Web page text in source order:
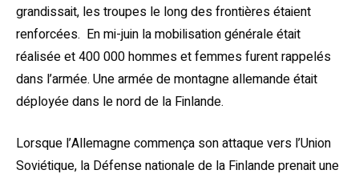
grandissait, les troupes le long des frontières étaient
renforcées. En mi-juin la mobilisation générale était
réalisée et 400 000 hommes et femmes furent rappelés
dans l’armée. Une armée de montagne allemande était
déployée dans le nord de la Finlande.
Lorsque l’Allemagne commença son attaque vers l’Union
Soviétique, la Défense nationale de la Finlande prenait une